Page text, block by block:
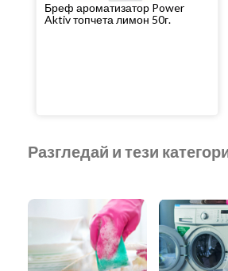
Бреф ароматизатор Power
Aktiv топчета лимон 50г.
Разгледай и тези